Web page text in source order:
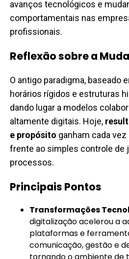
avanços tecnológicos e
comportamentais nas
profissionais.
Reflexão sobre a
O antigo paradigma, baseado
horários rígidos e estruturas
dando lugar a modelos
altamente digitais. Hoje,
e propósito ganham cada
frente ao simples controle de
processos.
Principais Pontos
Transformações
digitalização acelerou a
plataformas e
comunicação, gestão e